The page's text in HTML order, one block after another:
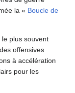
la « Boucle de
plus souvent
offensives
à accélération
pour les